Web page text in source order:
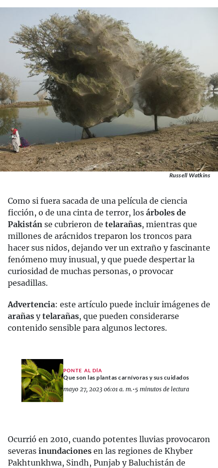
Russell Watkins
Como si fuera sacada de una película de ciencia
ficción, o de una cinta de terror, los árboles de
Pakistán se cubrieron de telarañas, mientras que
millones de arácnidos treparon los troncos para
hacer sus nidos, dejando ver un extraño y fascinante
fenómeno muy inusual, y que puede despertar la
curiosidad de muchas personas, o provocar
pesadillas.
Advertencia: este artículo puede incluir imágenes de
arañas ytelarañas, que pueden considerarse
contenido sensible para algunos lectores.
PONTE AL DÍA
Que son las plantas carnívoras y sus cuidados
mayo 27, 2023 06:01 a. m.•5 minutos de lectura
Ocurrió en 2010, cuando potentes lluvias provocaron
severas inundaciones en las regiones de Khyber
Pakhtunkhwa, Sindh, Punjab y Baluchistán de